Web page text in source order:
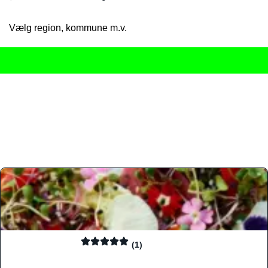
Vælg region, kommune m.v.
(1)